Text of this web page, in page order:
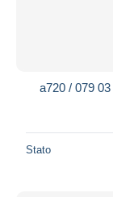
a720 / 079
Stato